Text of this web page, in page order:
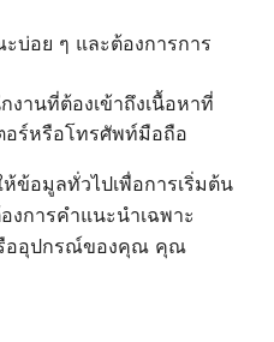
บ่อย ๆ และต้องการการ
านที่ต้องเข้าถึงเนื้อหาที่
อร์หรือโทรศัพท์มือถือ
ข้อมูลทั่วไปเพื่อการเริ่มต้น
งการคำแนะนำเฉพาะ
รืออุปกรณ์ของคุณ คุณ